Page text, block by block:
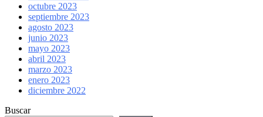
octubre 2023
septiembre 2023
agosto 2023
junio 2023
mayo 2023
abril 2023
marzo 2023
enero 2023
diciembre 2022
Buscar